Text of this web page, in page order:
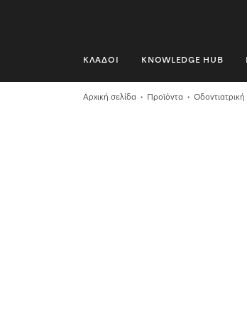
ΚΛΆΔΟΙ KNOWLEDGE HUB
ΚΛΆΔΟΙ
Αρχική σελίδα Προϊόντα Οδοντιατρική